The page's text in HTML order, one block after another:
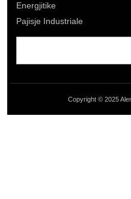
Energjitike
Pajisje Industriale
Copyright © 2025